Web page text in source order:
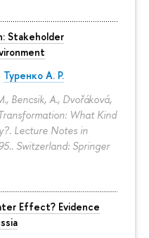
Stakeholder
Туренко А. Р.
Bencsik, A., Dvořáková,
What Kind
Lecture Notes in
Switzerland: Springer
Effect? Evidence